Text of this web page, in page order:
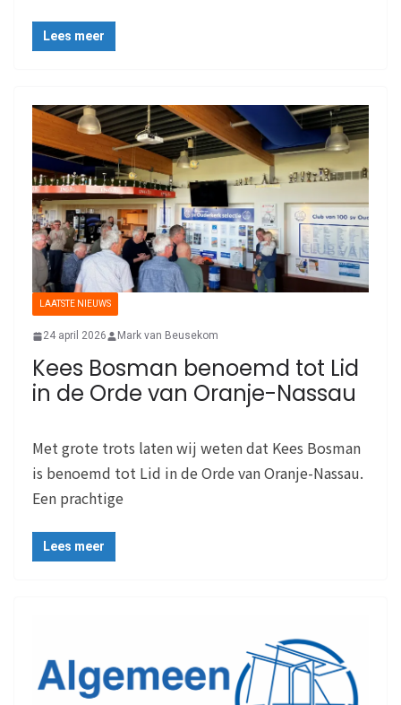
Lees meer
LAATSTE NIEUWS
24 april 2026 Mark van Beusekom
Kees Bosman benoemd tot Lid
in de Orde van Oranje-Nassau
Met grote trots laten wij weten dat Kees Bosman
is benoemd tot Lid in de Orde van Oranje-Nassau.
Een prachtige
Lees meer